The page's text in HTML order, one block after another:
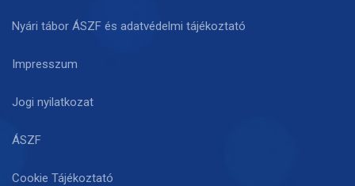
Nyári tábor ÁSZF és adatvédelmi tájékoztató
Impresszum
Jogi nyilatkozat
ÁSZF
Cookie Tájékoztató